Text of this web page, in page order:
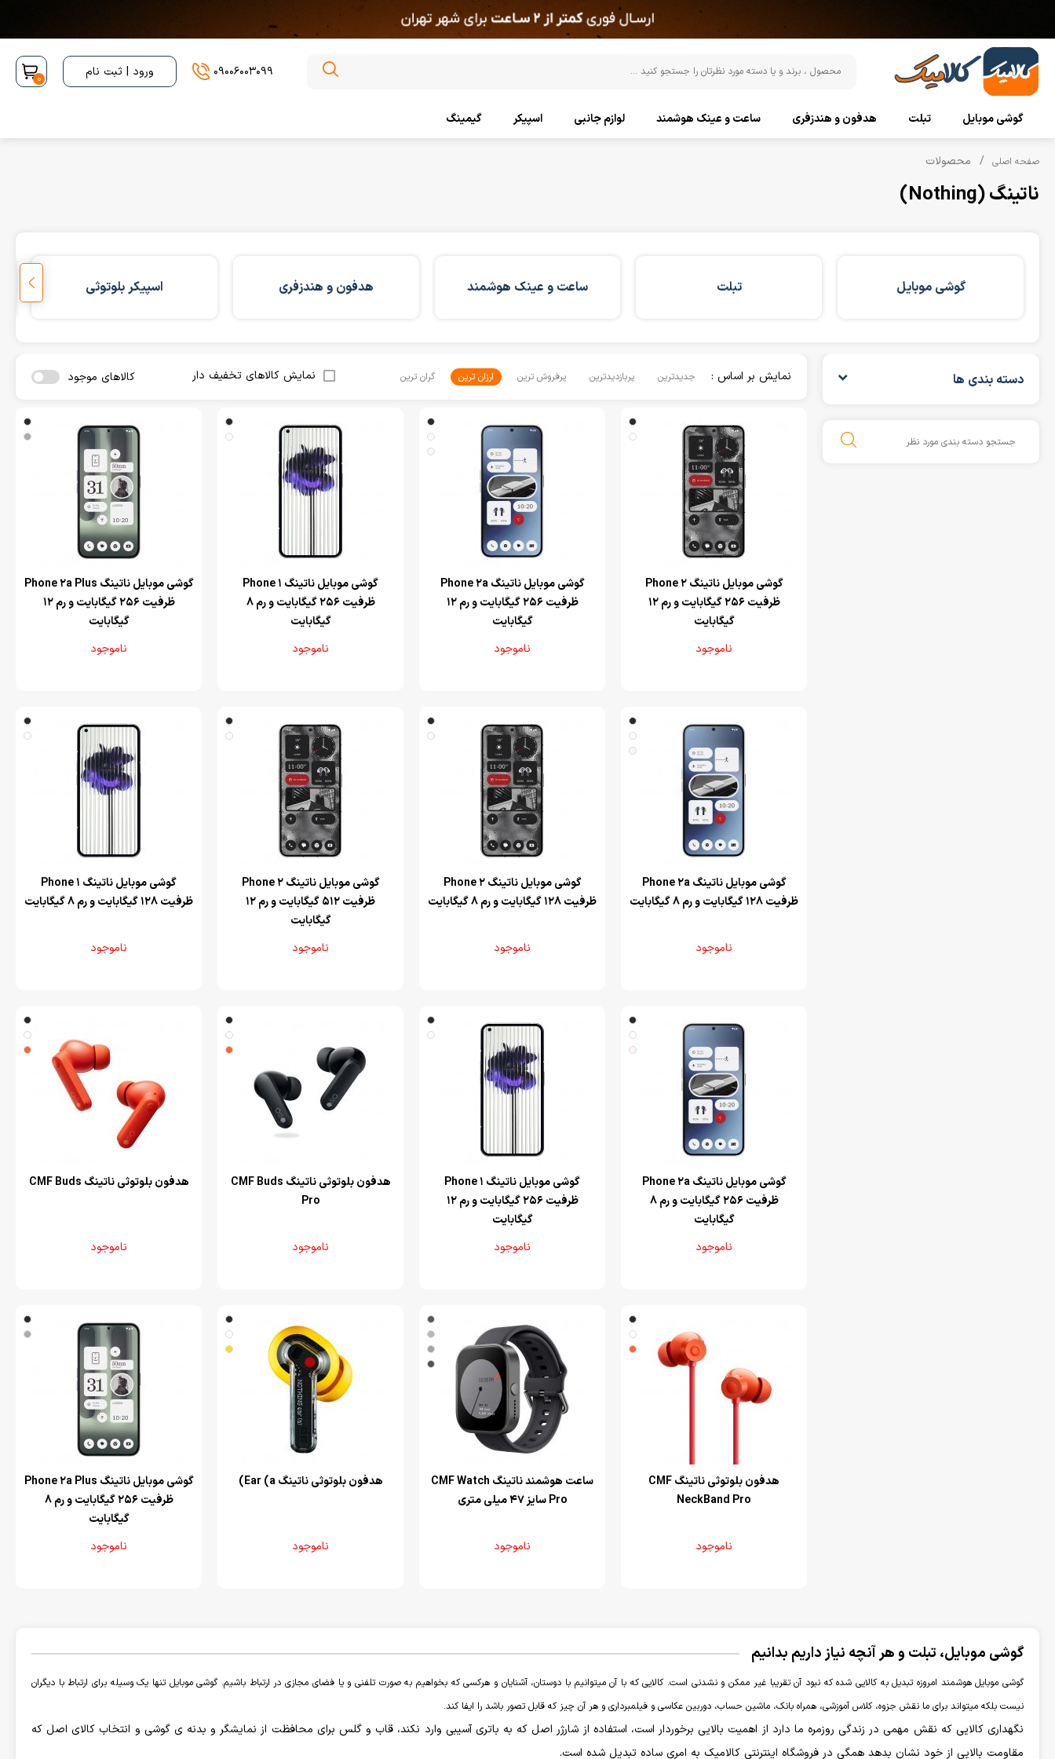
09006003099 ورود | ثبت نام 0
گوشی موبایل تبلت هدفون و هندزفری ساعت و عینک هوشمند لوازم جانبی اسپیکر گیمینگ
صفحه اصلی محصولات
ناتینگ (Nothing)
گوشی موبایل تبلت ساعت و عینک هوشمند هدفون و هندزفری اسپیکر بلوتوثی
دسته بندی ها نمایش بر اساس : جدیدترین پربازدیدترین پرفروش ترین ارزان ترین گران ترین نمایش کالاهای تخفیف دار کالاهای موجود
‌گوشی موبایل ناتینگ Phone 2
ظرفیت 256 گیگابایت و رم 12
گیگابایت
ناموجود
‌گوشی موبایل ناتینگ Phone 2a
ظرفیت 256 گیگابایت و رم 12
گیگابایت
ناموجود
‌گوشی موبایل ناتینگ Phone 1
ظرفیت 256 گیگابایت و رم 8
گیگابایت
ناموجود
‌گوشی موبایل ناتینگ Phone 2a Plus
ظرفیت 256 گیگابایت و رم 12
گیگابایت
ناموجود
‌گوشی موبایل ناتینگ Phone 2a
ظرفیت 128 گیگابایت و رم 8 گیگابایت
ناموجود
‌گوشی موبایل ناتینگ Phone 2
ظرفیت 128 گیگابایت و رم 8 گیگابایت
ناموجود
‌گوشی موبایل ناتینگ Phone 2
ظرفیت 512 گیگابایت و رم 12
گیگابایت
ناموجود
‌گوشی موبایل ناتینگ Phone 1
ظرفیت 128 گیگابایت و رم 8 گیگابایت
ناموجود
‌گوشی موبایل ناتینگ Phone 2a
ظرفیت 256 گیگابایت و رم 8
گیگابایت
ناموجود
‌گوشی موبایل ناتینگ Phone 1
ظرفیت 256 گیگابایت و رم 12
گیگابایت
ناموجود
هدفون بلوتوثی ناتینگ CMF Buds
Pro
ناموجود
هدفون بلوتوثی ناتینگ CMF Buds
ناموجود
هدفون بلوتوثی ناتینگ CMF
NeckBand Pro
ناموجود
ساعت هوشمند ناتینگ CMF Watch
Pro سایز 47 میلی متری
ناموجود
هدفون بلوتوثی ناتینگ Ear (a)
ناموجود
‌گوشی موبایل ناتینگ Phone 2a Plus
ظرفیت 256 گیگابایت و رم 8
گیگابایت
ناموجود
گوشی موبایل، تبلت و هر آنچه نیاز داریم بدانیم
گوشی موبایل هوشمند امروزه تبدیل به کالایی شده که نبود آن تقریبا غیر ممکن و نشدنی است. کالایی که با آن میتوانیم با دوستان، آشنایان و هرکسی که بخواهیم به صورت تلفنی و یا فضای مجازی در ارتباط باشیم. گوشی موبایل تنها یک وسیله برای ارتباط با دیگران
نیست بلکه میتواند برای ما نقش جزوه، کلاس آموزشی، همراه بانک، ماشین حساب، دوربین عکاسی و فیلمبرداری و هر آن چیز که قابل تصور باشد را ایفا کند.
نگهداری کالایی که نقش مهمی در زندگی روزمره ما دارد از اهمیت بالایی برخوردار است، استفاده از شارژر اصل که به باتری آسیبی وارد نکند، قاب و گلس برای محافظت از نمایشگر و بدنه ی گوشی و انتخاب کالای اصل که
مقاومت بالایی از خود نشان بدهد همگی در فروشگاه اینترنتی کالامیک به امری ساده تبدیل شده است.